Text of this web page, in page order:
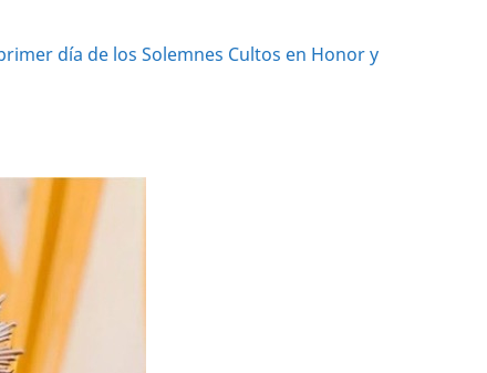
día de los Solemnes Cultos en Honor y